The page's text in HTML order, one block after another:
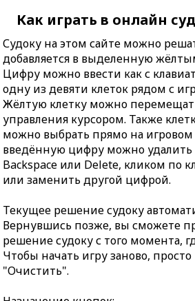
Как играть в онлайн
Судоку на этом сайте можно
добавляется в выделенную
Цифру можно ввести как с
одну из девяти клеток рядом с
Жёлтую клетку можно
управления курсором. Также
можно выбрать прямо на
введённую цифру можно
Backspace или Delete, кликом по
или заменить другой цифрой.
Текущее решение судоку
Вернувшись позже, вы сможете
решение судоку с того момента,
Чтобы начать игру заново,
"Очистить".